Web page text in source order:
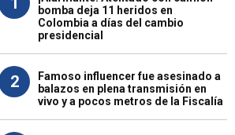
bomba deja 11 heridos en
Colombia a días del cambio
presidencial
2
Famoso influencer fue asesinado a
balazos en plena transmisión en
vivo y a pocos metros de la Fiscalía